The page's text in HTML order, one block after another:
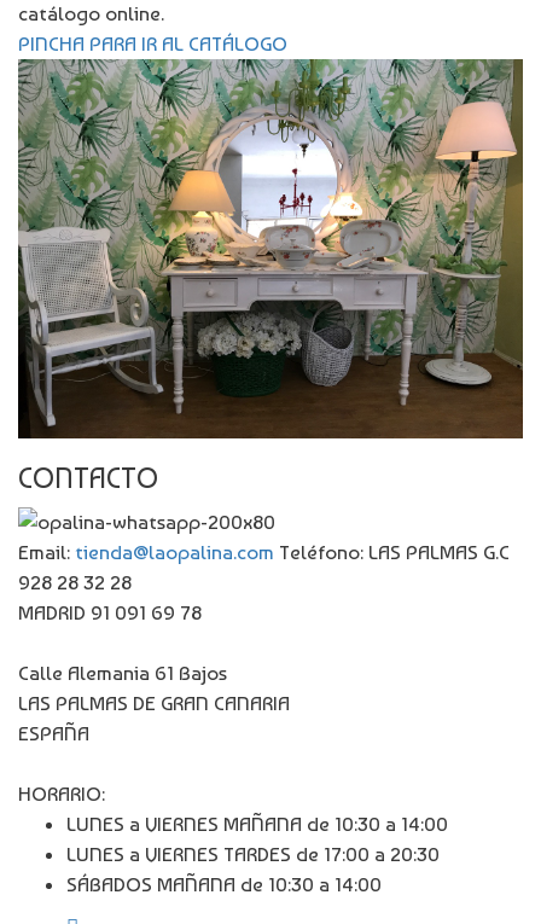
catálogo online.
PINCHA PARA IR AL CATÁLOGO
CONTACTO
Email: tienda@laopalina.com Teléfono: LAS PALMAS G.C
928 28 32 28
MADRID 91 091 69 78
Calle Alemania 61 Bajos
LAS PALMAS DE GRAN CANARIA
ESPAÑA
HORARIO:
LUNES a VIERNES MAÑANA de 10:30 a 14:00
LUNES a VIERNES TARDES de 17:00 a 20:30
SÁBADOS MAÑANA de 10:30 a 14:00